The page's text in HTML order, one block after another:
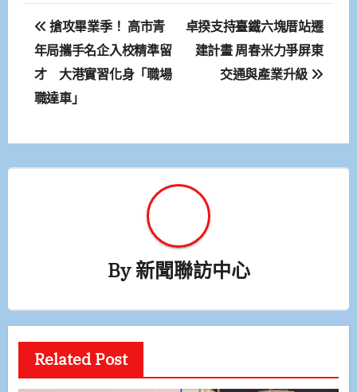
文
章
導
覽
搶攻畢業季！ 高市青
年局攜手名企入校精準留
才 大港實習化身「職場
職達車」
卓揆支持臺鐵六塊厝站遷
建計畫 周春米力爭屏東
交通與產業升級
By新聞聯訪中心
Related Post